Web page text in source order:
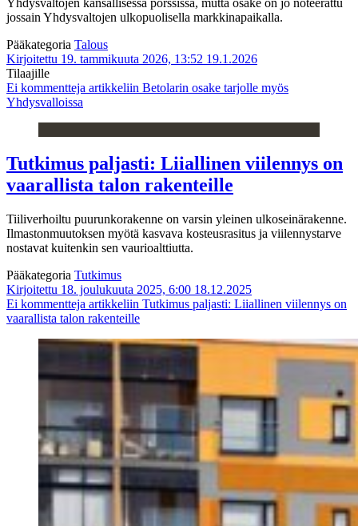
jossain Yhdysvaltojen ulkopuolisella markkinapaikalla.
Pääkategoria Talous
Kirjoitettu 19. tammikuuta 2026, 13:52 19.1.2026
Tilaajille
Ei kommentteja artikkeliin Betolarin osake tarjolle myös
Yhdysvalloissa
Tutkimus paljasti: Liiallinen viilennys on
vaarallista talon rakenteille
Tiiliverhoiltu puurunkorakenne on varsin yleinen ulkoseinärakenne.
Ilmastonmuutoksen myötä kasvava kosteusrasitus ja viilennystarve
nostavat kuitenkin sen vaurioalttiutta.
Pääkategoria Tutkimus
Kirjoitettu 18. joulukuuta 2025, 6:00 18.12.2025
Ei kommentteja artikkeliin Tutkimus paljasti: Liiallinen viilennys on
vaarallista talon rakenteille